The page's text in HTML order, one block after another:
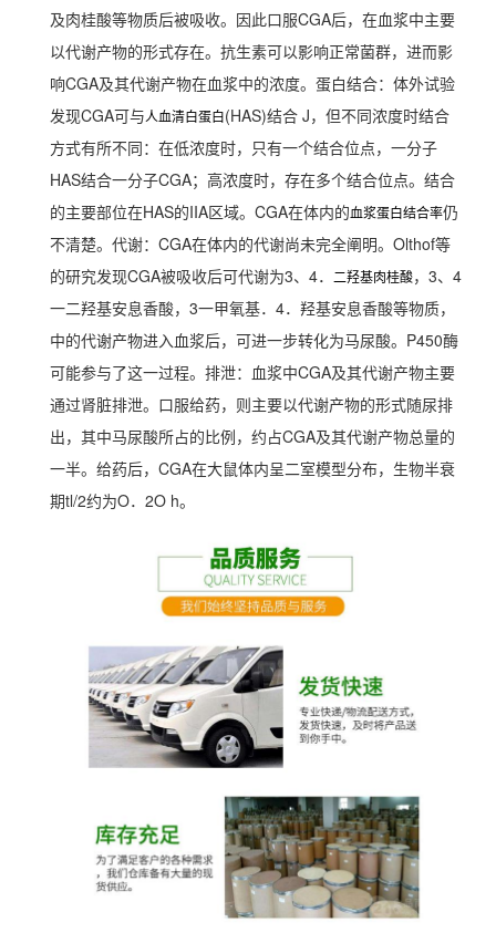
及肉桂酸等物质后被吸收。因此口服CGA后，在血浆中主要
以代谢产物的形式存在。抗生素可以影响正常菌群，进而影
响CGA及其代谢产物在血浆中的浓度。蛋白结合：体外试验
发现CGA可与人血清白蛋白(HAS)结合 J，但不同浓度时结合
方式有所不同：在低浓度时，只有一个结合位点，一分子
HAS结合一分子CGA；高浓度时，存在多个结合位点。结合
的主要部位在HAS的IIA区域。CGA在体内的血浆蛋白结合率仍
不清楚。代谢：CGA在体内的代谢尚未完全阐明。Olthof等
的研究发现CGA被吸收后可代谢为3、4． 二羟基肉桂酸，3、4
一二羟基安息香酸，3一甲氧基．4．羟基安息香酸等物质，
中的代谢产物进入血浆后，可进一步转化为马尿酸。P450酶
可能参与了这一过程。排泄：血浆中CGA及其代谢产物主要
通过肾脏排泄。口服给药，则主要以代谢产物的形式随尿排
出，其中马尿酸所占的比例，约占CGA及其代谢产物总量的
一半。给药后，CGA在大鼠体内呈二室模型分布，生物半衰
期tl/2约为O．2O h。